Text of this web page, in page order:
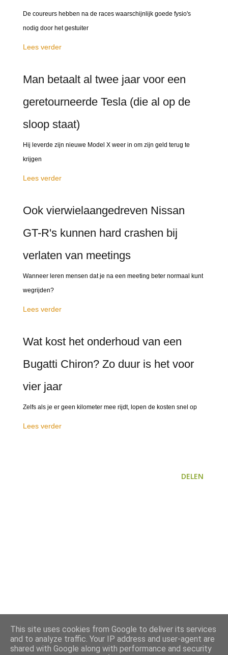
De coureurs hebben na de races waarschijnlijk goede fysio's
nodig door het gestuiter
Lees verder
Man betaalt al twee jaar voor een
geretourneerde Tesla (die al op de
sloop staat)
Hij leverde zijn nieuwe Model X weer in om zijn geld terug te
krijgen
Lees verder
Ook vierwielaangedreven Nissan
GT-R's kunnen hard crashen bij
verlaten van meetings
Wanneer leren mensen dat je na een meeting beter normaal kunt
wegrijden?
Lees verder
Wat kost het onderhoud van een
Bugatti Chiron? Zo duur is het voor
vier jaar
Zelfs als je er geen kilometer mee rijdt, lopen de kosten snel op
Lees verder
DELEN
This site uses cookies from Google to deliver its services
and to analyze traffic. Your IP address and user-agent are
shared with Google along with performance and security